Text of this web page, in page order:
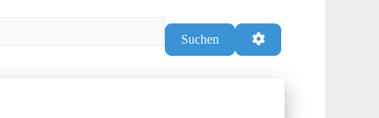
Suchen Suchen Advanced Filters